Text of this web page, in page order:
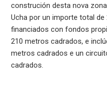
construción desta nova
Ucha por un importe total de
financiados con fondos
210 metros cadrados, e
metros cadrados e un
cadrados.